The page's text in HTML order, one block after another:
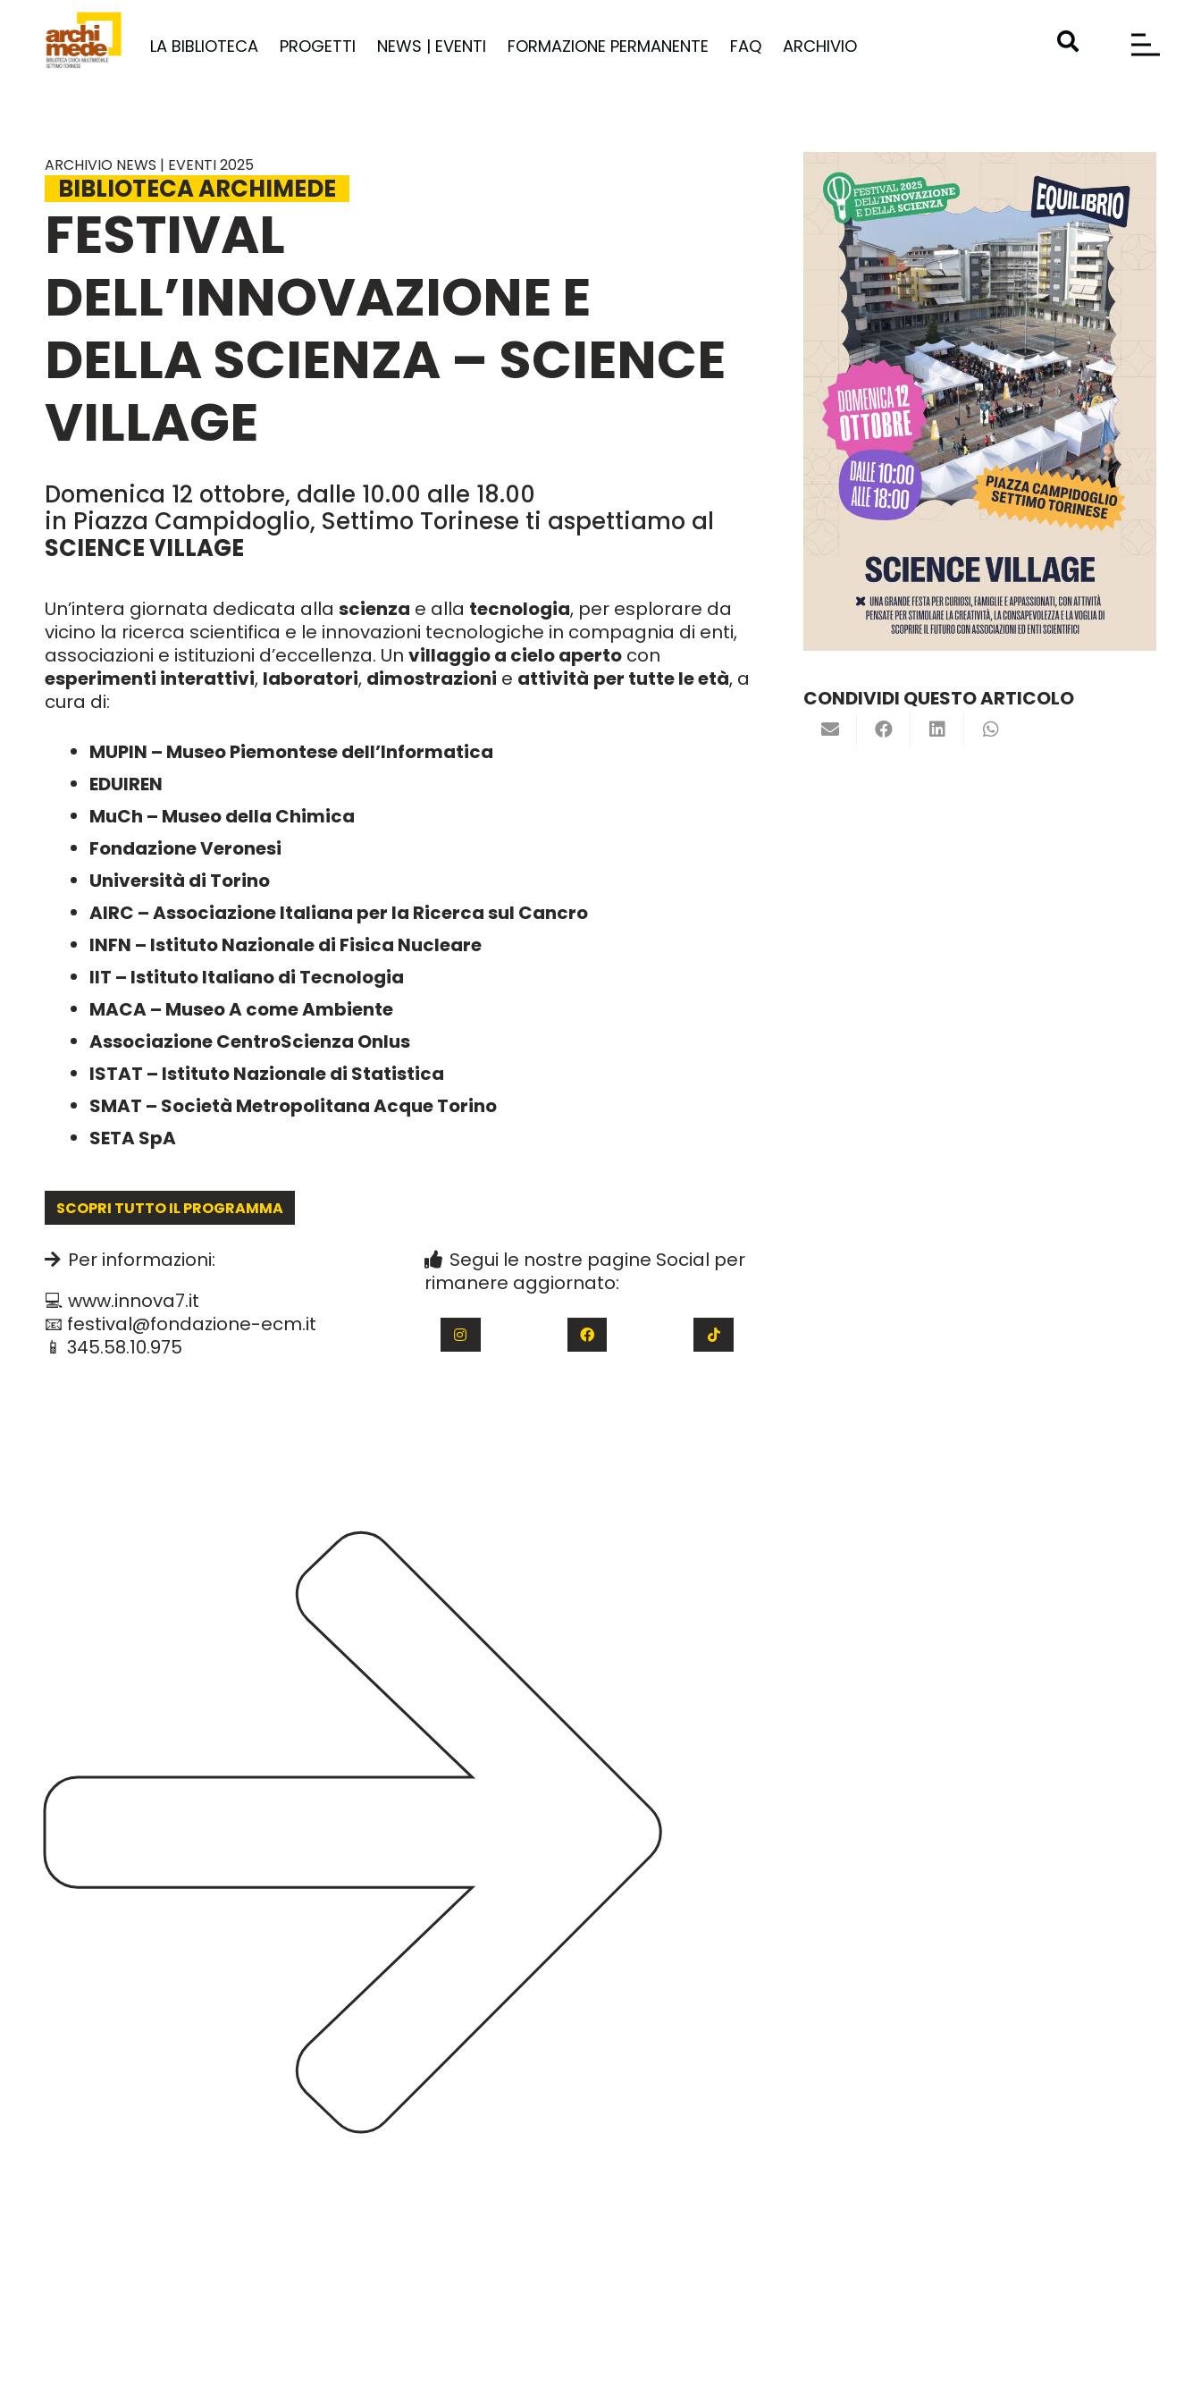
LA BIBLIOTECA PROGETTI NEWS | EVENTI FORMAZIONE PERMANENTE FAQ ARCHIVIO
ARCHIVIO NEWS | EVENTI 2025
BIBLIOTECA ARCHIMEDE
FESTIVAL
DELL’INNOVAZIONE E
DELLA SCIENZA – SCIENCE
VILLAGE
Domenica 12 ottobre, dalle 10.00 alle 18.00
in Piazza Campidoglio, Settimo Torinese ti aspettiamo al
SCIENCE VILLAGE
Un’intera giornata dedicata alla scienza e alla tecnologia, per esplorare da
vicino la ricerca scientifica e le innovazioni tecnologiche in compagnia di enti,
associazioni e istituzioni d’eccellenza. Un villaggio a cielo aperto con
esperimenti interattivi, laboratori, dimostrazioni e attività per tutte le età, a
cura di:
MUPIN – Museo Piemontese dell’Informatica
EDUIREN
MuCh – Museo della Chimica
Fondazione Veronesi
Università di Torino
AIRC – Associazione Italiana per la Ricerca sul Cancro
INFN – Istituto Nazionale di Fisica Nucleare
IIT – Istituto Italiano di Tecnologia
MACA – Museo A come Ambiente
Associazione CentroScienza Onlus
ISTAT – Istituto Nazionale di Statistica
SMAT – Società Metropolitana Acque Torino
SETA SpA
SCOPRI TUTTO IL PROGRAMMA
Per informazioni:
💻 www.innova7.it
📧 festival@fondazione-ecm.it
📱 345.58.10.975
Segui le nostre pagine Social per
rimanere aggiornato:
CONDIVIDI QUESTO ARTICOLO